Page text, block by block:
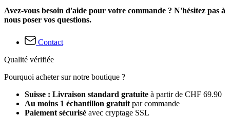
Avez-vous besoin d'aide pour votre commande ? N'hésitez pas à
nous poser vos questions.
Contact
Qualité vérifiée
Pourquoi acheter sur notre boutique ?
Suisse : Livraison standard gratuite à partir de CHF 69.90
Au moins 1 échantillon gratuit par commande
Paiement sécurisé avec cryptage SSL